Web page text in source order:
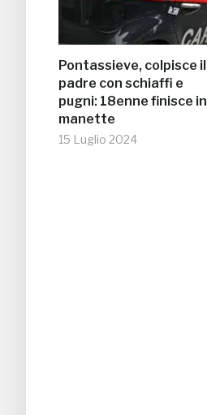
Pontassieve, colpisce il
padre con schiaffi e
pugni: 18enne finisce in
manette
15 Luglio 2024